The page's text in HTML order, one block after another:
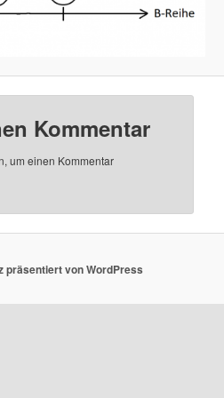
Kommentar
um einen Kommentar
präsentiert von WordPress